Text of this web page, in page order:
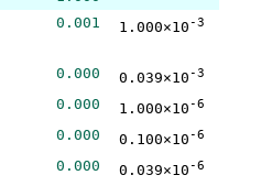
0.001 1.000×10-3
0.000 0.039×10-3
0.000 1.000×10-6
0.000 0.100×10-6
0.000 0.039×10-6